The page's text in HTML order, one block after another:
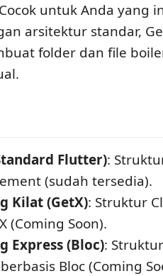
untuk Anda yang
arsitektur standar,
folder dan file
Flutter):
(sudah tersedia).
Kilat (GetX): Struktur
(Coming Soon).
Express (Bloc):
Bloc (Coming